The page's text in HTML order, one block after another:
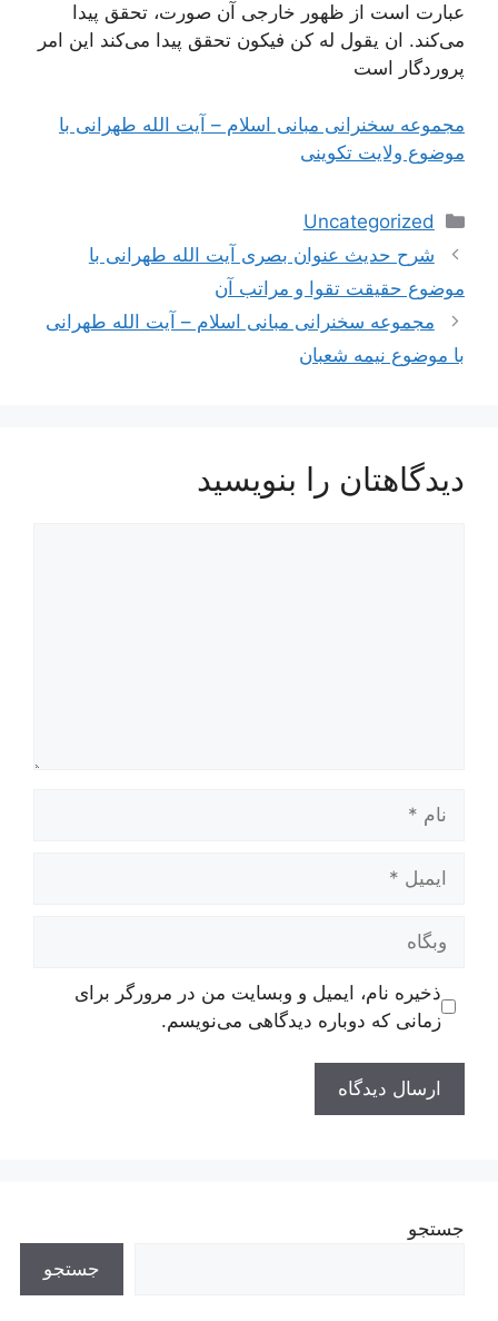
عبارت است از ظهور خارجی آن صورت، تحقق پیدا
می‌کند. ان یقول له کن فیکون تحقق پیدا می‌کند این امر
پروردگار است
مجموعه سخنرانی مبانی اسلام – آیت الله طهرانی با
موضوع ولایت تکوینی
دسته‌ها
Uncategorized
ناوبریشرح حدیث عنوان بصری آیت الله طهرانی با
موضوع حقیقت تقوا و مراتب آن
مجموعه سخنرانی مبانی اسلام – آیت الله طهرانی
با موضوع نیمه شعبان
دیدگاهتان را بنویسید
وبگاه
ذخیره نام، ایمیل و وبسایت من در مرورگر برای
زمانی که دوباره دیدگاهی می‌نویسم.
جستجو
جستجو